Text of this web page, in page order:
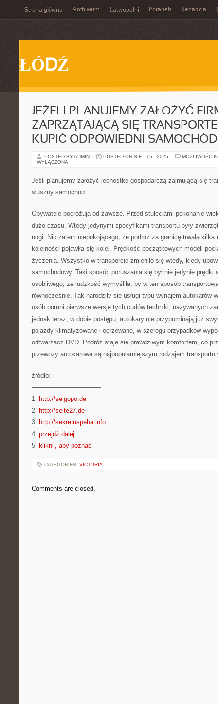
Strona główna Archiwum Łatwopalni Poranek Redakcja
ŁÓDŹ
JEŻELI PLANUJEMY ZAŁOŻYĆ
ZAPRZĄTAJĄCĄ SIĘ
KUPIĆ ODPOWIEDNI SAMOCHÓD
POSTED BY ADMIN POSTED ON SIE - 15 - 2025
MOŻLIWOŚĆ
WYŁĄCZONA
Jeśli planujemy założyć jednostkę gospodarczą zajmującą się
słuszny samochód
Obywatele podróżują od zawsze. Przed stuleciami pokonanie
dużo czasu. Wtedy jedynymi specyfikami transportu były
nogi. Nic zatem niepokojącego, że podróż za granicę trwała kilka
kolejności pojawiła się kolej. Prędkość początkowych modeli
życzenia. Wszystko w transporcie zmieniło się wtedy, kiedy
samochodowy. Taki sposób poruszania się był nie jedynie prędki
osobliwego, że ludzkość wymyśliła, by w ten sposób
równocześnie. Tak narodziły się usługi typu wynajem autokarów
osób pomni pierwsze wersje tych cudów techniki, nazywanych
jednak teraz, w dobie postępu, autokary nie przypominają już
pojazdy klimatyzowane i ogrzewane, w szeregu przypadków
odtwarzacz DVD. Podróż staje się prawdziwym komfortem, co
przewozy autokarowe są najpopularniejszym rodzajem transportu
źródło:
———————————
1. http://seigopo.de
2. http://seite27.de
3. http://sekretuspeha.info
4. przejdź dalej
5. kliknij, aby poznać
CATEGORIES: VICTORIA
Comments are closed.